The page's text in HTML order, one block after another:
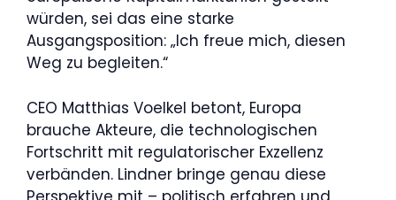
würden, sei das eine starke
Ausgangsposition: „Ich freue mich, diesen
Weg zu begleiten.“
CEO Matthias Voelkel betont, Europa
brauche Akteure, die technologischen
Fortschritt mit regulatorischer Exzellenz
verbänden. Lindner bringe genau diese